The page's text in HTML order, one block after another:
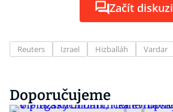
Začít diskuzi
Reuters Izrael Hizballáh Vardar
Doporučujeme